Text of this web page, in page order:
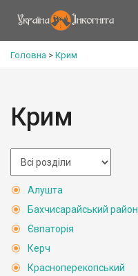
Головна > Крим
Крим
Алушта
Бахчисарайський район
Євпаторія
Керч
Красноперекопський